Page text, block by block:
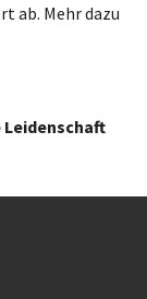
ab. Mehr dazu
Leidenschaft